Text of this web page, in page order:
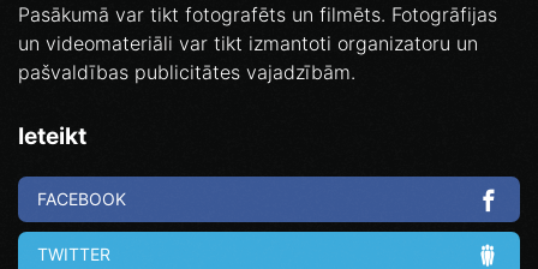
Pasākumā var tikt fotografēts un filmēts. Fotogrāfijas
un videomateriāli var tikt izmantoti organizatoru un
pašvaldības publicitātes vajadzībām.
Ieteikt
FACEBOOK
TWITTER